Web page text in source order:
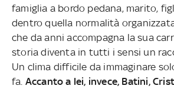
famiglia a bordo pedana, marito,
dentro quella normalità
che da anni accompagna la sua
storia diventa in tutti i sensi un
Un clima difficile da immaginare
fa. Accanto a lei, invece, Batini,